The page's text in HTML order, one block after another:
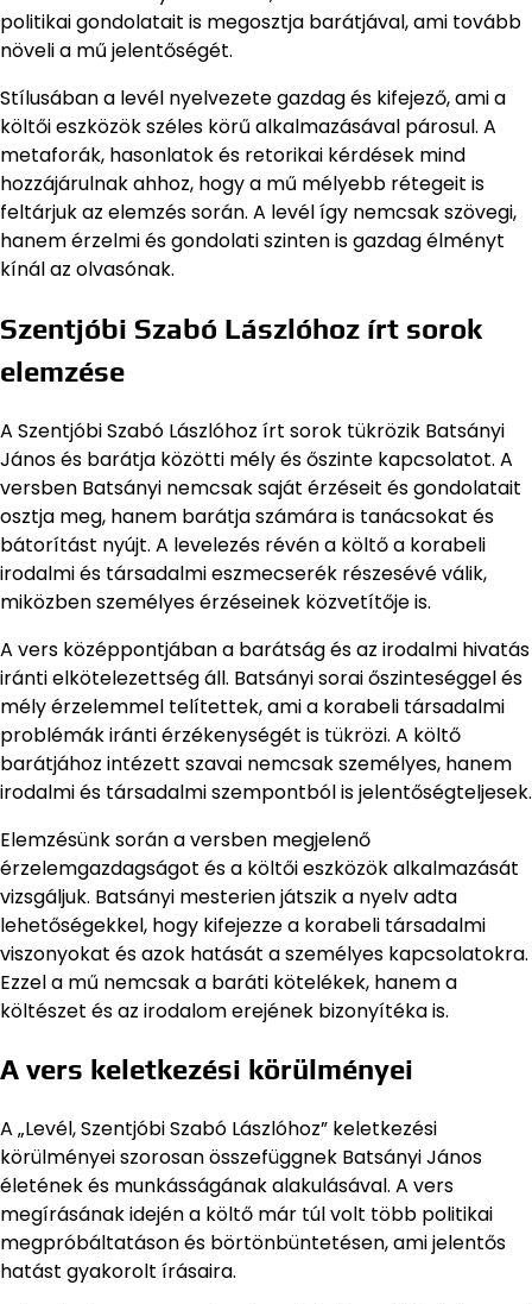
politikai gondolatait is megosztja barátjával, ami tovább
növeli a mű jelentőségét.
Stílusában a levél nyelvezete gazdag és kifejező, ami a
költői eszközök széles körű alkalmazásával párosul. A
metaforák, hasonlatok és retorikai kérdések mind
hozzájárulnak ahhoz, hogy a mű mélyebb rétegeit is
feltárjuk az elemzés során. A levél így nemcsak szövegi,
hanem érzelmi és gondolati szinten is gazdag élményt
kínál az olvasónak.
Szentjóbi Szabó Lászlóhoz írt sorok
elemzése
A Szentjóbi Szabó Lászlóhoz írt sorok tükrözik Batsányi
János és barátja közötti mély és őszinte kapcsolatot. A
versben Batsányi nemcsak saját érzéseit és gondolatait
osztja meg, hanem barátja számára is tanácsokat és
bátorítást nyújt. A levelezés révén a költő a korabeli
irodalmi és társadalmi eszmecserék részesévé válik,
miközben személyes érzéseinek közvetítője is.
A vers középpontjában a barátság és az irodalmi hivatás
iránti elkötelezettség áll. Batsányi sorai őszinteséggel és
mély érzelemmel telítettek, ami a korabeli társadalmi
problémák iránti érzékenységét is tükrözi. A költő
barátjához intézett szavai nemcsak személyes, hanem
irodalmi és társadalmi szempontból is jelentőségteljesek.
Elemzésünk során a versben megjelenő
érzelemgazdagságot és a költői eszközök alkalmazását
vizsgáljuk. Batsányi mesterien játszik a nyelv adta
lehetőségekkel, hogy kifejezze a korabeli társadalmi
viszonyokat és azok hatását a személyes kapcsolatokra.
Ezzel a mű nemcsak a baráti kötelékek, hanem a
költészet és az irodalom erejének bizonyítéka is.
A vers keletkezési körülményei
A „Levél, Szentjóbi Szabó Lászlóhoz” keletkezési
körülményei szorosan összefüggnek Batsányi János
életének és munkásságának alakulásával. A vers
megírásának idején a költő már túl volt több politikai
megpróbáltatáson és börtönbüntetésen, ami jelentős
hatást gyakorolt írásaira.